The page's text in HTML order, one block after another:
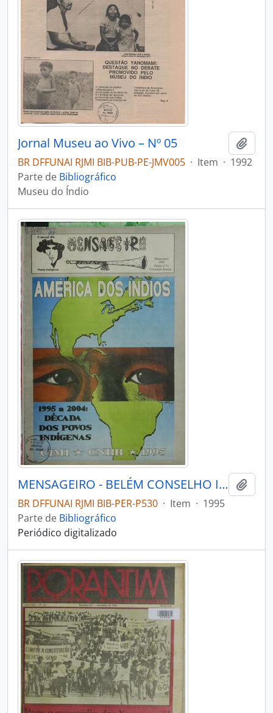
Jornal Museu ao Vivo – Nº 05
BR DFFUNAI RJMI BIB-PUB-PE-JMV005 · Item · 1992
Parte de Bibliográfico
Museu do Índio
MENSAGEIRO - BELÉM CONSELHO INDIGENISTA MISSIONÁRIO - 1995 - Nº91
BR DFFUNAI RJMI BIB-PER-P530 · Item · 1995
Parte de Bibliográfico
Periódico digitalizado